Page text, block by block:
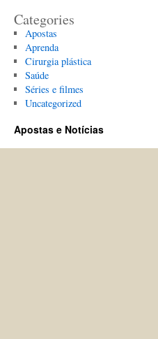
Categories
Apostas
Aprenda
Cirurgia plástica
Saúde
Séries e filmes
Uncategorized
Apostas e Notícias